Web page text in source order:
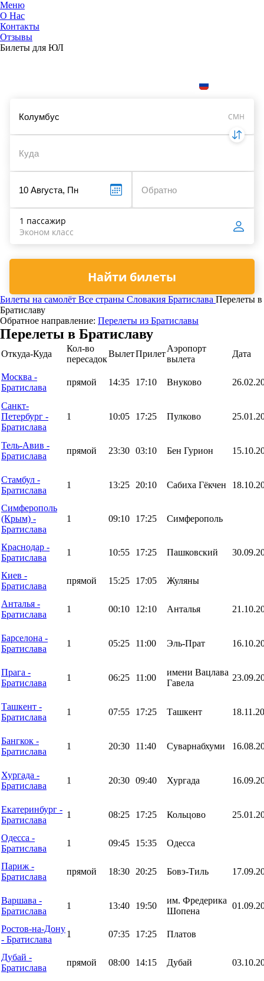
Меню
О Нас
Контакты
Отзывы
Билеты для ЮЛ
CMH
1 пассажир
Эконом класс
Найти билеты
Билеты на самолёт Все страны Словакия Братислава Перелеты в
Братиславу
Обратное направление: Перелеты из Братиславы
Перелеты в Братиславу
Откуда-Куда
Кол-во
пересадок
ВылетПрилет
Аэропорт
вылета
Дата
Москва -
Братислава
прямой 14:35 17:10 Внуково
Санкт-
Петербург -
Братислава
1 10:05 17:25 Пулково
Тель-Авив -
Братислава
прямой 23:30 03:10 Бен Гурион
Стамбул -
Братислава
1 13:25 20:10 Сабиха Гёкчен
Симферополь
(Крым) -
Братислава
1 09:10 17:25 Симферополь
Краснодар -
Братислава
1 10:55 17:25 Пашковский
Киев -
Братислава
прямой 15:25 17:05 Жуляны
Анталья -
Братислава
1 00:10 12:10 Анталья
Барселона -
Братислава
1 05:25 11:00 Эль-Прат
Прага -
Братислава
1 06:25 11:00
имени Вацлава
Гавела
Ташкент -
Братислава
1 07:55 17:25 Ташкент
Бангкок -
Братислава
1 20:30 11:40 Суварнабхуми
Хургада -
Братислава
1 20:30 09:40 Хургада
Екатеринбург -
Братислава
1 08:25 17:25 Кольцово
Одесса -
Братислава
1 09:45 15:35 Одесса
Париж -
Братислава
прямой 18:30 20:25 Бовэ-Тиль
Варшава -
Братислава
1 13:40 19:50
им. Фредерика
Шопена
Ростов-на-Дону
- Братислава
1 07:35 17:25 Платов
Дубай -
Братислава
прямой 08:00 14:15 Дубай